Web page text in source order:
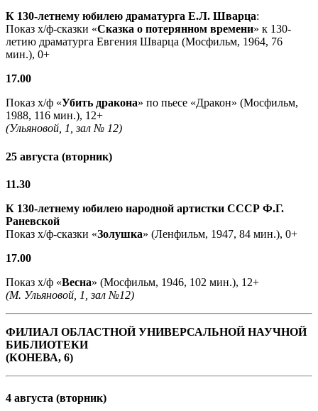
К 130-летнему юбилею драматурга Е.Л. Шварца:
Показ х/ф-сказки «Сказка о потерянном времени» к 130-
летию драматурга Евгения Шварца (Мосфильм, 1964, 76
мин.), 0+
17.00
Показ х/ф «Убить дракона» по пьесе «Дракон» (Мосфильм,
1988, 116 мин.), 12+
(Ульяновой, 1, зал № 12)
25 августа (вторник)
11.30
К 130-летнему юбилею народной артистки СССР Ф.Г.
Раневской
Показ х/ф-сказки «Золушка» (Ленфильм, 1947, 84 мин.), 0+
17.00
Показ х/ф «Весна» (Мосфильм, 1946, 102 мин.), 12+
(М. Ульяновой, 1, зал №12)
ФИЛИАЛ ОБЛАСТНОЙ УНИВЕРСАЛЬНОЙ НАУЧНОЙ
БИБЛИОТЕКИ
(КОНЕВА, 6)
4 августа (вторник)